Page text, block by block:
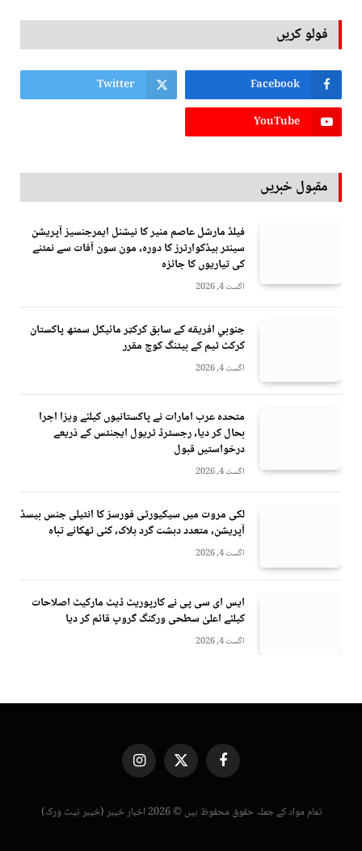
فولو کریں
Facebook
Twitter
YouTube
مقبول خبریں
فیلڈ مارشل عاصم منیر کا نیشنل ایمرجنسیز آپریشن
سینٹر ہیڈکوارٹرز کا دورہ، مون سون آفات سے نمٹنے
کی تیاریوں کا جائزہ
اگست 4, 2026
جنوبي افريقه کے سابق کرکټر مائیکل سمتھ پاکستان
کرکٹ ٹیم کے بیٹنگ کوچ مقرر
اگست 4, 2026
متحدہ عرب امارات نے پاکستانیوں کیلئے ویزا اجرا
بحال کر دیا، رجسٹرڈ ٹریول ایجنٹس کے ذریعے
درخواستیں قبول
اگست 4, 2026
لکی مروت میں سیکیورٹی فورسز کا انٹیلی جنس بیسڈ
آپریشن، متعدد دہشت گرد ہلاک، کئی ٹھکانے تباہ
اگست 4, 2026
ایس ای سی پی نے کارپوریٹ ڈیٹ مارکیٹ اصلاحات
کیلئے اعلیٰ سطحی ورکنگ گروپ قائم کر دیا
اگست 4, 2026
Facebook
X
(Twitter)
Instagram
تمام مواد کے جملہ حقوق محفوظ ہیں © 2026 اخبار خیبر (خیبر نیٹ ورک)